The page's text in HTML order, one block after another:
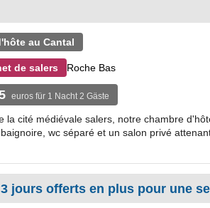
au Cantal
de salers Roche Bas
euros für 1 Nacht 2 Gäste
la cité médiévale salers, notre chambre
wc séparé et un salon privé attenant
jours offerts en plus pour une